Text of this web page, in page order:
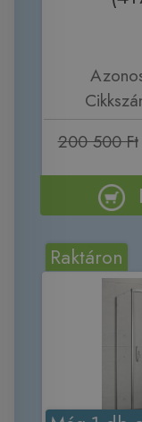
200 500 Ft
Raktáron